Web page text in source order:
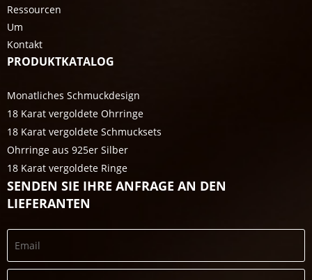
Ressourcen
Um
Kontakt
PRODUKTKATALOG
Monatliches Schmuckdesign
18 Karat vergoldete Ohrringe
18 Karat vergoldete Schmucksets
Ohrringe aus 925er Silber
18 Karat vergoldete Ringe
SENDEN SIE IHRE ANFRAGE AN DEN
LIEFERANTEN